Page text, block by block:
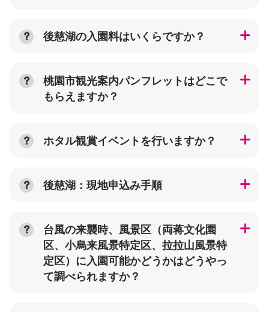
後慈湖の入園料はいくらですか？
桃園市観光案内パンフレットはどこで
もらえますか？
ホタル観賞イベントを行いますか？
後慈湖：現地申込み手順
台風の来襲時、風景区（両蒋文化園
区、小烏来風景特定区、拉拉山風景特
定区）に入園可能かどうかはどうやっ
て調べられますか？